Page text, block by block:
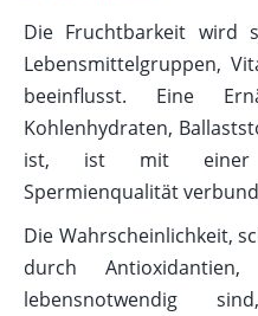
Die Fruchtbarkeit wird
Lebensmittelgruppen,
beeinflusst. Eine
Kohlenhydraten,
ist, ist mit einer
Spermienqualität
Die Wahrscheinlichkeit,
durch
lebensnotwendig